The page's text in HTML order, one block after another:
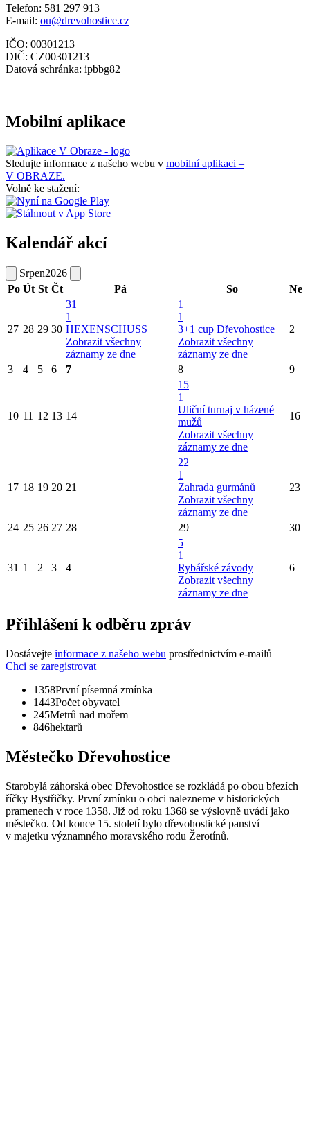
Telefon: 581 297 913
E-mail: ou@drevohostice.cz
IČO: 00301213
DIČ: CZ00301213
Datová schránka: ipbbg82
Mobilní aplikace
Sledujte informace z našeho webu v mobilní aplikaci –
V OBRAZE.
Volně ke stažení:
Kalendář akcí
Srpen2026
Po Út St Čt Pá So Ne
27 28 29 30
31
1
HEXENSCHUSS
Zobrazit všechny
záznamy ze dne
1
1
3+1 cup Dřevohostice
Zobrazit všechny
záznamy ze dne
2
3 4 5 6 7 8 9
10 11 12 13 14
15
1
Uliční turnaj v házené
mužů
Zobrazit všechny
záznamy ze dne
16
17 18 19 20 21
22
1
Zahrada gurmánů
Zobrazit všechny
záznamy ze dne
23
24 25 26 27 28 29 30
31 1 2 3 4
5
1
Rybářské závody
Zobrazit všechny
záznamy ze dne
6
Přihlášení k odběru zpráv
Dostávejte informace z našeho webu prostřednictvím e-mailů
Chci se zaregistrovat
1358První písemná zmínka
1443Počet obyvatel
245Metrů nad mořem
846hektarů
Městečko Dřevohostice
Starobylá záhorská obec Dřevohostice se rozkládá po obou březích
říčky Bystřičky. První zmínku o obci nalezneme v historických
pramenech v roce 1358. Již od roku 1368 se výslovně uvádí jako
městečko. Od konce 15. století bylo dřevohostické panství
v majetku významného moravského rodu Žerotínů.